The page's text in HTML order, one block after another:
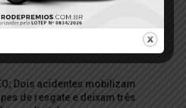
Dois acidentes mobilizam
de resgate e deixam três